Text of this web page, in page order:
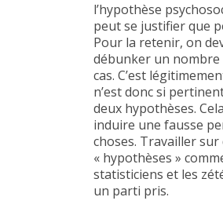
l’hypothèse
peut se justifier que
Pour la retenir, on
débunker un nombre
cas. C’est
n’est donc si
deux hypothèses.
induire une fausse
choses. Travailler sur
« hypothèses »
statisticiens et les
un parti pris.